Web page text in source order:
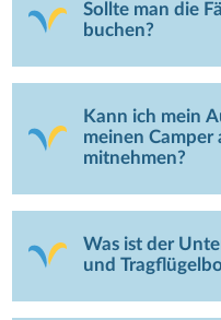
Sollte man die
buchen?
Kann ich mein
meinen Camper
mitnehmen?
Was ist der
und